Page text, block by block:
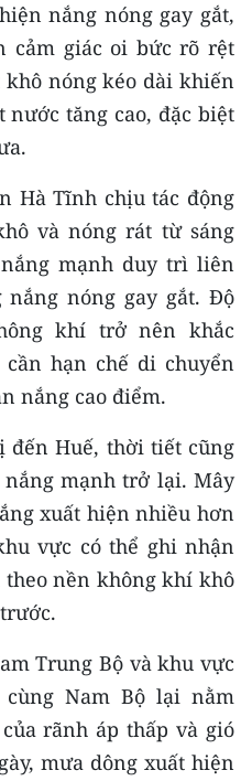
nắng nóng gay gắt,
cảm giác oi bức rõ rệt
nóng kéo dài khiến
nước tăng cao, đặc biệt
Hà Tĩnh chịu tác động
và nóng rát từ sáng
mạnh duy trì liên
nóng gay gắt. Độ
khí trở nên khắc
hạn chế di chuyển
nắng cao điểm.
đến Huế, thời tiết cũng
mạnh trở lại. Mây
xuất hiện nhiều hơn
vực có thể ghi nhận
nền không khí khô
Trung Bộ và khu vực
cùng Nam Bộ lại nằm
rãnh áp thấp và gió
mưa dông xuất hiện